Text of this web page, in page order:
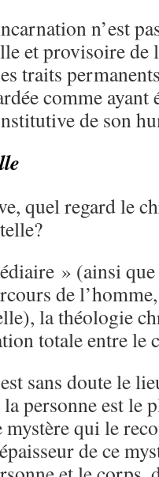
n’est
et provisoire de
traits
comme
de son
quel regard le
» (ainsi que
de
la théologie
totale entre le
sans doute le
personne est le
qui le
de ce